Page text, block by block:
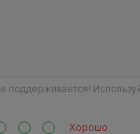
поддерживается!
Хорошо